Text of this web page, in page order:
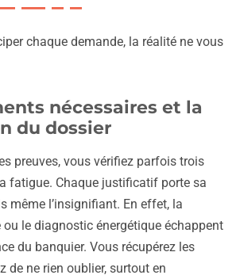
chaque demande, la réalité ne vous
nécessaires et la
du dossier
preuves, vous vérifiez parfois trois
fatigue. Chaque justificatif porte sa
même l’insignifiant. En effet, la
ou le diagnostic énergétique échappent
du banquier. Vous récupérez les
de ne rien oublier, surtout en